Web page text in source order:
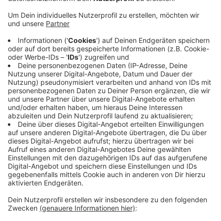
Posten. Mithilfe von Headhuntern konnte
seinerzeit Arno Minas gefunden und gewonnen
werden und zuletzt auch Kämmerer Thorsten
Bunte und Sandra Zeh als neue Dezernentin für die
Bereiche Personal, Digitalisierung und Wirtschaft.
Der Stadtrat hatte die Verwaltung beauftragt, eine
Personalberatungsagentur zu engangieren. Dazu
gibt es erst einmal ein Ausschreibungsverfahren,
um eine passende Agentur zu finden. Dazu sei die
Stadt nach Vergaberecht verpflichtet und könne
nicht immer auf eine Agentur setzen, sagte uns
eine Sprecherin.
Veröffentlicht:Montag, 16.10.2023 09:58
Anzeige